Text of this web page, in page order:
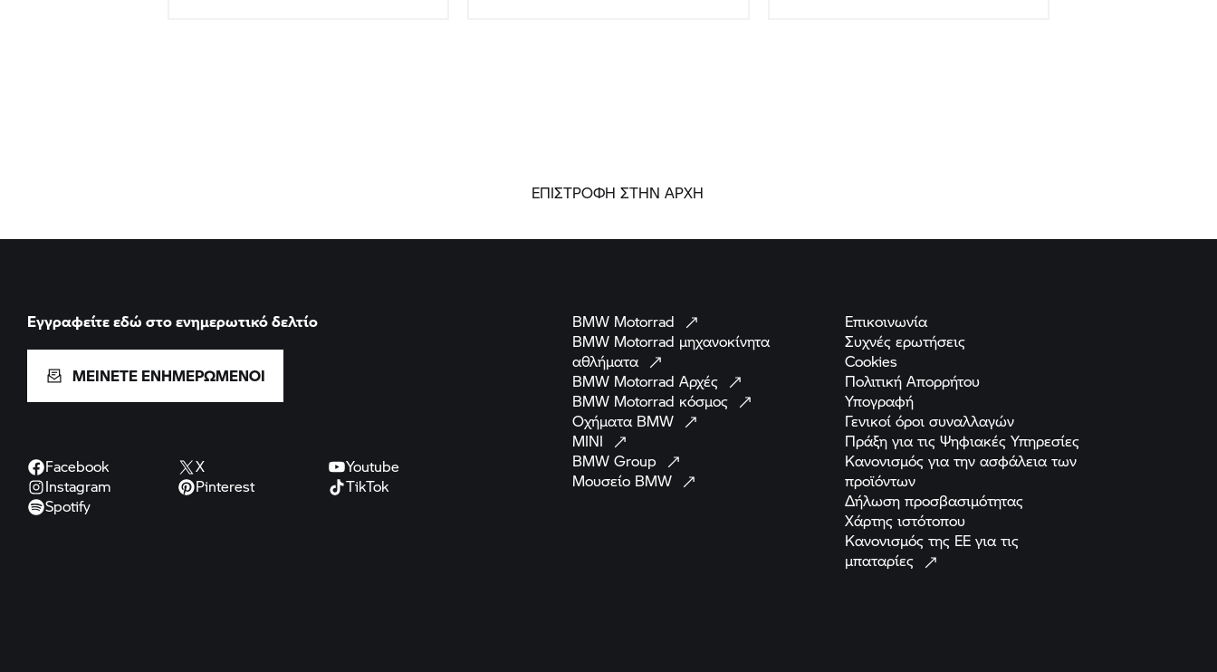
ΕΠΙΣΤΡΟΦΗ ΣΤΗΝ ΑΡΧΗ
Εγγραφείτε εδώ στο ενημερωτικό δελτίο
ΜΕΙΝΕΤΕ ΕΝΗΜΕΡΩΜΕΝΟΙ
Facebook X
Youtube
Instagram
Pinterest
TikTok
Spotify
BMW Motorrad
BMW Motorrad μηχανοκίνητα
αθλήματα
BMW Motorrad Αρχές
BMW Motorrad κόσμος
Οχήματα BMW
MINI
BMW Group
Μουσείο BMW
Επικοινωνία
Συχνές ερωτήσεις
Cookies
Πολιτική Απορρήτου
Υπογραφή
Γενικοί όροι συναλλαγών
Πράξη για τις Ψηφιακές Υπηρεσίες
Κανονισμός για την ασφάλεια των
προϊόντων
Δήλωση προσβασιμότητας
Χάρτης ιστότοπου
Κανονισμός της ΕΕ για τις
μπαταρίες